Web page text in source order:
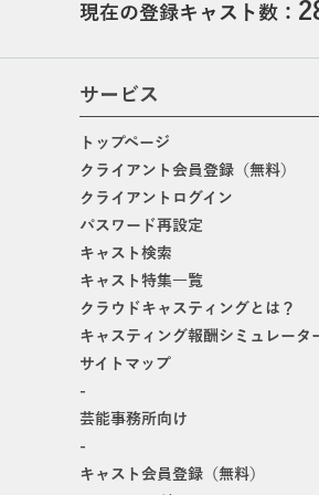
現在の登録キャスト数：
サービス
トップページ
クライアント会員登録（無料）
クライアントログイン
パスワード再設定
キャスト検索
キャスト特集一覧
クラウドキャスティングとは？
キャスティング報酬シミュレータ
サイトマップ
-
芸能事務所向け
-
キャスト会員登録（無料）